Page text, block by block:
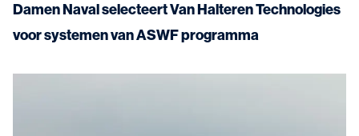
Damen Naval selecteert Van Halteren Technologies
voor systemen van ASWF programma